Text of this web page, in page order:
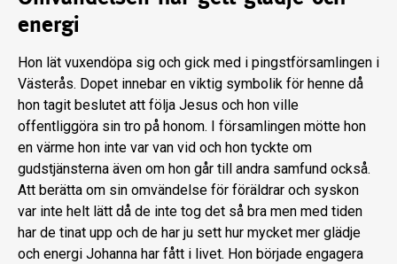
energi
Hon lät vuxendöpa sig och gick med i pingstförsamlingen i
Västerås. Dopet innebar en viktig symbolik för henne då
hon tagit beslutet att följa Jesus och hon ville
offentliggöra sin tro på honom. I församlingen mötte hon
en värme hon inte var van vid och hon tyckte om
gudstjänsterna även om hon går till andra samfund också.
Att berätta om sin omvändelse för föräldrar och syskon
var inte helt lätt då de inte tog det så bra men med tiden
har de tinat upp och de har ju sett hur mycket mer glädje
och energi Johanna har fått i livet. Hon började engagera